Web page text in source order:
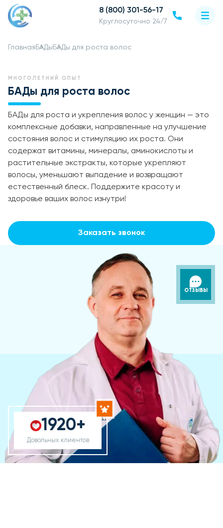
8 (800) 301-56-17
Круглосуточно 24/7
Главная БАДы БАДы для роста волос
МНОГОЛЕТНИЙ ОПЫТ
БАДы для роста волос
БАДы для роста и укрепления волос у женщин — это
комплексные добавки, направленные на улучшение
состояния волос и стимуляцию их роста. Они
содержат витамины, минералы, аминокислоты и
растительные экстракты, которые укрепляют
волосы, уменьшают выпадение и возвращают
естественный блеск. Поддержите красоту и
здоровье ваших волос изнутри!
Заказать звонок
1920+
Довольных клиентов
ОТЗЫВЫ